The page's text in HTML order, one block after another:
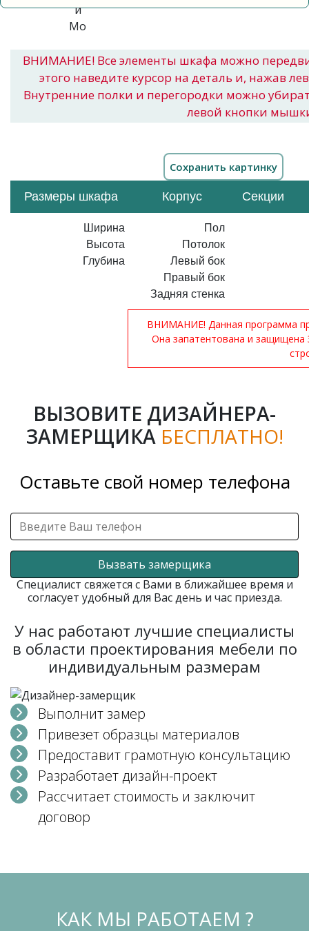
ВНИМАНИЕ! Все элементы шкафа можно
этого наведите курсор на деталь и, нажав
Внутренние полки и перегородки можно
левой кнопки
Размеры шкафа Корпус Секции
Ширина
Высота
Глубина
Пол
Потолок
Левый бок
Правый бок
Задняя стенка
ВНИМАНИЕ! Данная программа
Она запатентована и
ВЫЗОВИТЕ ДИЗАЙНЕРА-
ЗАМЕРЩИКА БЕСПЛАТНО!
Оставьте свой номер телефона
Вызвать замерщика
Специалист свяжется с Вами в ближайшее время и
согласует удобный для Вас день и час приезда.
У нас работают лучшие специалисты
в области проектирования мебели по
индивидуальным размерам
Выполнит замер
Привезет образцы материалов
Предоставит грамотную консультацию
Разработает дизайн-проект
Рассчитает стоимость и заключит
договор
КАК МЫ РАБОТАЕМ ?